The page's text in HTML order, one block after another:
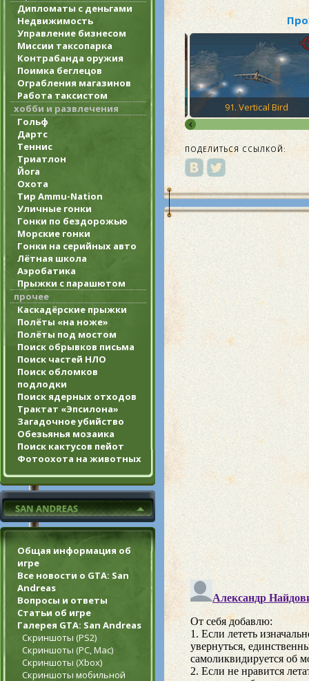
Дипломаты с деньгами
Недвижимость
Управление бизнесом
Миссии таксопарка
Контрабанда оружия
Поимка беглецов
Ограбления магазинов
Работа таксистом
хобби и развлечения
Гольф
Дартс
Теннис
Триатлон
Йога
Охота
Тир Ammu-Nation
Уличные гонки
Гонки по бездорожью
Морские гонки
Гонки на серийных авто
Лётная школа
Аэробатика
Прыжки с парашютом
прочее
Каскадёрские прыжки
Полёты «на ноже»
Полёты под мостом
Поиск обрывков письма
Поиск частей НЛО
Поиск обломков
подлодки
Поиск ядерных отходов
Трактат «Эпсилона»
Загадочное убийство
Обезьянья мозаика
Поиск кактусов пейот
Фотоохота на животных
Общая информация об
игре
Все новости о GTA: San
Andreas
Вопросы и ответы
Статьи об игре
Галерея GTA: San Andreas
Скриншоты (PS2)
Скриншоты (PC, Mac)
Скриншоты (Xbox)
Скриншоты мобильной
90. A Home In The Hills 91. Vertical Bird
ПОДЕЛИТЬСЯ ССЫЛКОЙ: